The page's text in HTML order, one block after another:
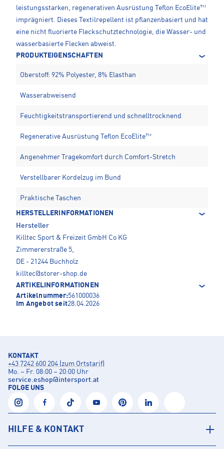
leistungsstarken, regenerativen Ausrüstung Teflon EcoElite™
imprägniert. Dieses Textilrepellent ist pflanzenbasiert und hat
eine nicht fluorierte Fleckschutztechnologie, die Wasser- und
wasserbasierte Flecken abweist.
PRODUKTEIGENSCHAFTEN
Oberstoff: 92% Polyester, 8% Elasthan
Wasserabweisend
Feuchtigkeitstransportierend und schnelltrocknend
Regenerative Ausrüstung Teflon EcoElite™
Angenehmer Tragekomfort durch Comfort-Stretch
Verstellbarer Kordelzug im Bund
Praktische Taschen
HERSTELLERINFORMATIONEN
Hersteller
Killtec Sport & Freizeit GmbH Co KG
Zimmererstraße 5,
DE - 21244 Buchholz
killtec@storer-shop.de
ARTIKELINFORMATIONEN
Artikelnummer:561000036
Im Angebot seit28.04.2026
KONTAKT
+43 7242 600 204 (zum Ortstarif)
Mo. – Fr. 08:00 – 20:00 Uhr
service.eshop@intersport.at
FOLGE UNS
HILFE & KONTAKT